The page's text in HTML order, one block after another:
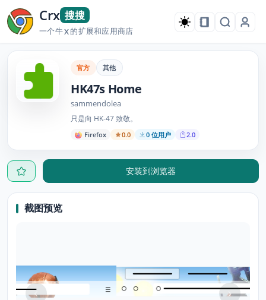
Crx 搜搜
一个牛X的扩展和应用商店
官方 其他
HK47s Home
sammendolea
只是向 HK-47 致敬。
Firefox 0.0 0 位用户 2.0
安装到浏览器
截图预览